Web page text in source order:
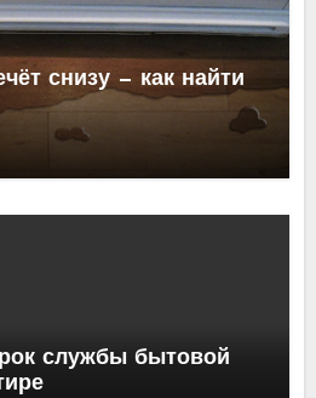
снизу — как найти
службы бытовой